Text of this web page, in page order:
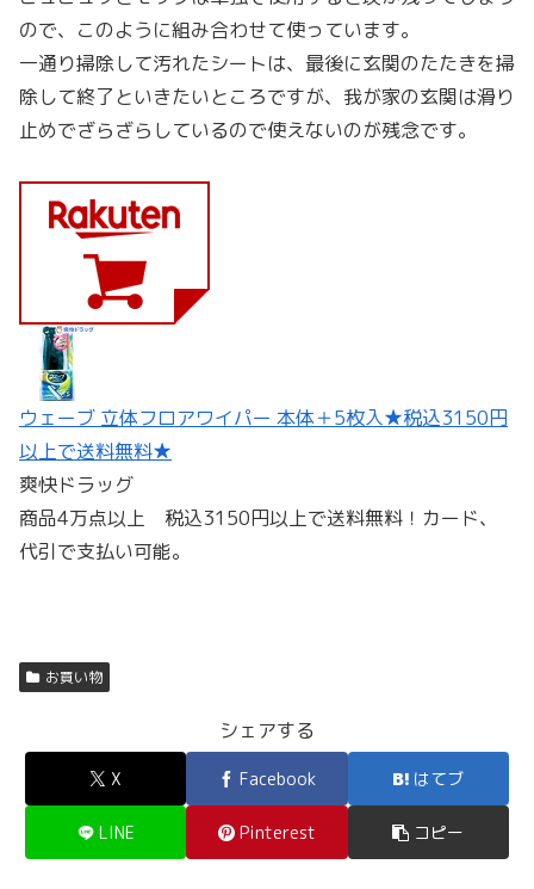
ので、このように組み合わせて使っています。
一通り掃除して汚れたシートは、最後に玄関のたたきを掃
除して終了といきたいところですが、我が家の玄関は滑り
止めでざらざらしているので使えないのが残念です。
ウェーブ 立体フロアワイパー 本体＋5枚入★税込3150円
以上で送料無料★
爽快ドラッグ
商品4万点以上 税込3150円以上で送料無料！カード、
代引で支払い可能。
お買い物
シェアする
X Facebook はてブ
LINE Pinterest コピー